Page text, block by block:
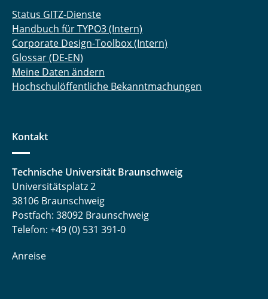
Status GITZ-Dienste
Handbuch für TYPO3 (Intern)
Corporate Design-Toolbox (Intern)
Glossar (DE-EN)
Meine Daten ändern
Hochschulöffentliche Bekanntmachungen
Kontakt
Technische Universität Braunschweig
Universitätsplatz 2
38106 Braunschweig
Postfach: 38092 Braunschweig
Telefon: +49 (0) 531 391-0
Anreise